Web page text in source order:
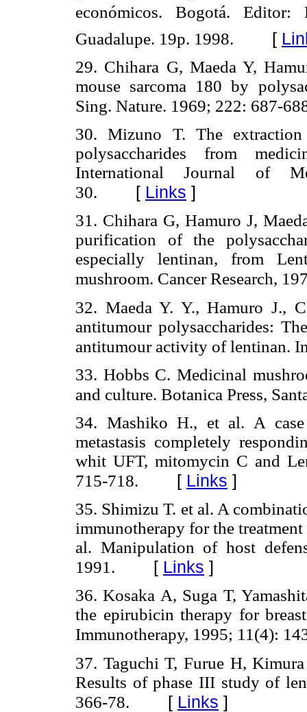
económicos. Bogotá.
Guadalupe. 19p. 1998. [
29. Chihara G, Maeda Y,
mouse sarcoma 180 by
Sing. Nature. 1969; 222: 687-
30. Mizuno T. The extraction
polysaccharides from
International Journal of
30. [ Links ]
31. Chihara G, Hamuro J,
purification of the
especially lentinan, from
mushroom. Cancer Research,
32. Maeda Y. Y., Hamuro J.,
antitumour polysaccharides:
antitumour activity of lentinan.
33. Hobbs C. Medicinal
and culture. Botanica Press,
34. Mashiko H., et al. A
metastasis completely
whit UFT, mitomycin C and
715-718. [ Links ]
35. Shimizu T. et al. A
immunotherapy for the
al. Manipulation of host
1991. [ Links ]
36. Kosaka A, Suga T,
the epirubicin therapy for
Immunotherapy, 1995; 11(4):
37. Taguchi T, Furue H,
Results of phase III study of
366-78. [ Links ]